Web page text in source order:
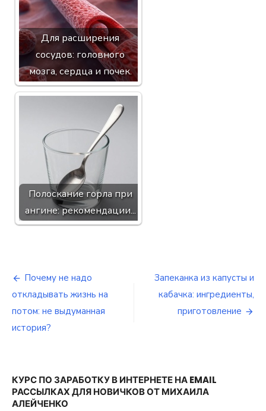
Для расширения
сосудов: головного
мозга, сердца и почек.
Полоскание горла при
ангине: рекомендации...
Навигация
по
записям
Почему не надо
откладывать жизнь на
потом: не выдуманная
история?
Запеканка из капусты и
кабачка: ингредиенты,
приготовление
КУРС ПО ЗАРАБОТКУ В ИНТЕРНЕТЕ НА EMAIL
РАССЫЛКАХ ДЛЯ НОВИЧКОВ ОТ МИХАИЛА
АЛЕЙЧЕНКО